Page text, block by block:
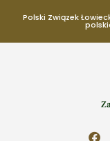
Polski Związek